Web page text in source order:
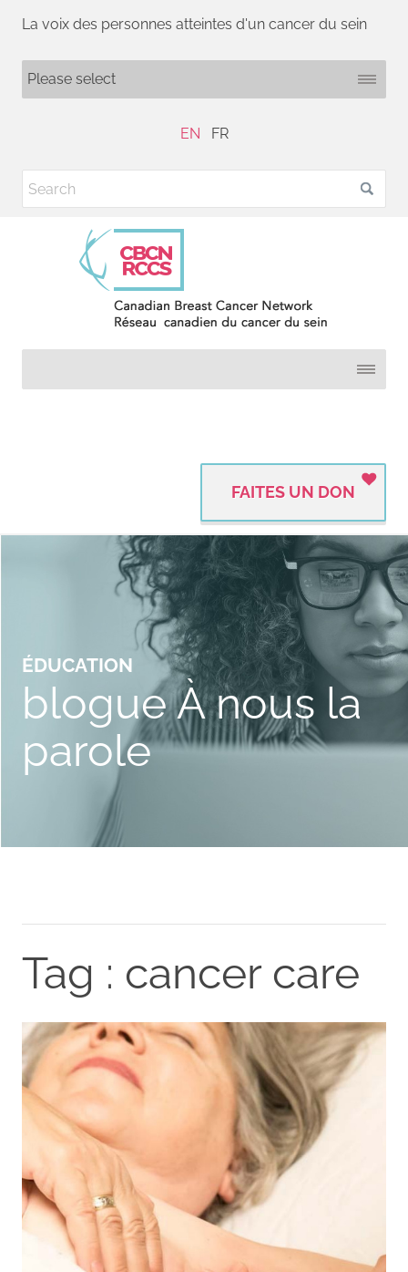
La voix des personnes atteintes d'un cancer du sein
EN FR
FAITES UN DON
ÉDUCATION
blogue À nous la
parole
Tag : cancer care